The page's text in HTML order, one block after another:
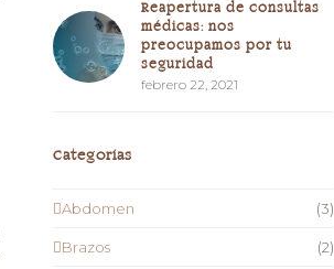
Reapertura de consultas
médicas: nos
preocupamos por tu
seguridad
febrero 22, 2021
Categorías
Abdomen (3)
Brazos (2)